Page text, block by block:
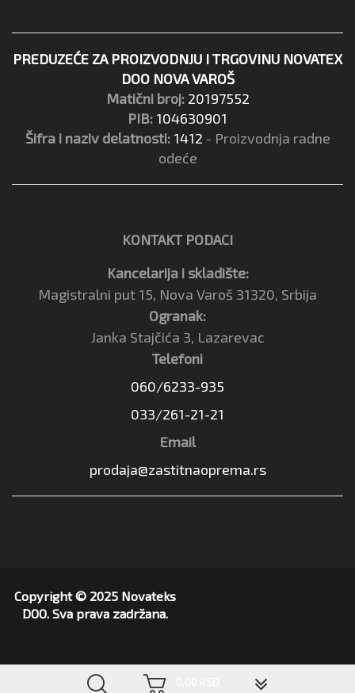
PREDUZEĆE ZA PROIZVODNJU I TRGOVINU NOVATEX
DOO NOVA VAROŠ
Matični broj: 20197552
PIB: 104630901
Šifra i naziv delatnosti: 1412 - Proizvodnja radne
odeće
KONTAKT PODACI
Kancelarija i skladište:
Magistralni put 15, Nova Varoš 31320, Srbija
Ogranak:
Janka Stajčića 3, Lazarevac
Telefoni
060/6233-935
033/261-21-21
Email
prodaja@zastitnaoprema.rs
Copyright © 2025 Novateks
DOO. Sva prava zadržana.
▼